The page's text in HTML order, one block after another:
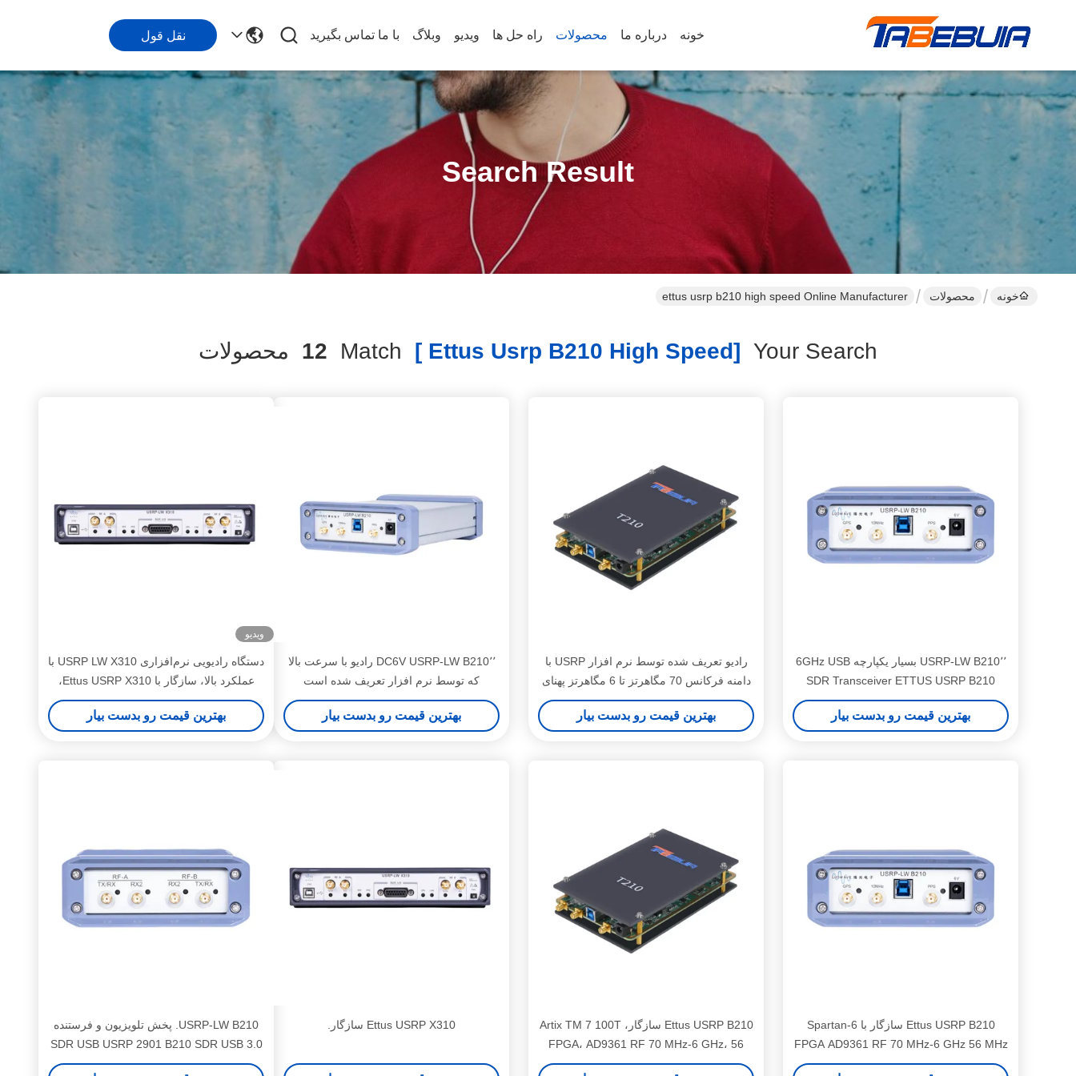
خونه درباره ما محصولات راه حل ها ویدیو وبلاگ با ما تماس بگیرید نقل قول
Search Result
خونه محصولات ettus usrp b210 high speed Online Manufacturer
Your Search
[ettus Usrp B210 High Speed ]
12 محصولات
USRP-LW B210٬٬ بسیار یکپارچه 6GHz USB
SDR Transceiver ETTUS USRP B210
سرعت بالا
بهترین قیمت رو بدست بیار
رادیو تعریف شده توسط نرم افزار USRP با
دامنه فرکانس 70 مگاهرتز تا 6 مگاهرتز پهنای
باند 56 مگاهرتز و کانال های 2T2R
بهترین قیمت رو بدست بیار
USRP-LW B210٬٬ DC6V رادیو با سرعت بالا
که توسط نرم افزار تعریف شده است
بهترین قیمت رو بدست بیار
ویدیو
دستگاه رادیویی نرم‌افزاری USRP LW X310 با
عملکرد بالا، سازگار با Ettus USRP X310،
سری USRP X، 2T2R RF DC-6GHz، پهنای
باند 160 مگاهرتز
بهترین قیمت رو بدست بیار
Ettus USRP B210 سازگار با Spartan-6
FPGA AD9361 RF 70 MHz-6 GHz 56 MHz
BW هر 2 کانال USRP دستگاه رادیویی تعریف
Ettus USRP B210 سازگار، Artix TM 7 100T
FPGA، AD9361 RF 70 MHz-6 GHz، 56
MHz BW هر یک، 2 کانال USRP دستگاه
Ettus USRP X310 سازگار.
USRP-LW B210. پخش تلویزیون و فرستنده
SDR USB USRP 2901 B210 SDR USB 3.0